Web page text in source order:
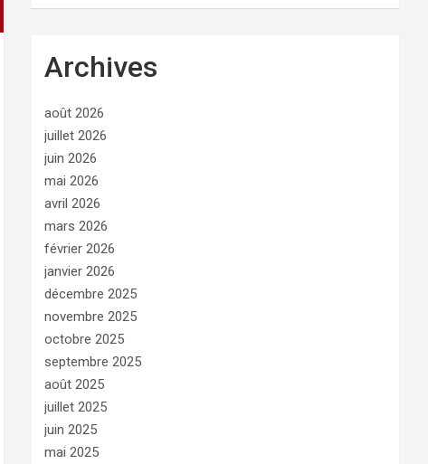
Archives
août 2026
juillet 2026
juin 2026
mai 2026
avril 2026
mars 2026
février 2026
janvier 2026
décembre 2025
novembre 2025
octobre 2025
septembre 2025
août 2025
juillet 2025
juin 2025
mai 2025